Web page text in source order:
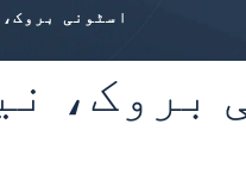
اسٹونی
بروک،